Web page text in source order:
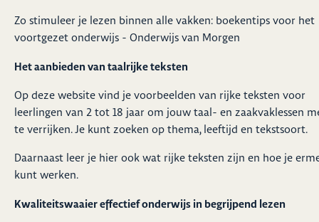
Zo stimuleer je lezen binnen alle vakken: boekentips voor het
voortgezet onderwijs - Onderwijs van Morgen
Het aanbieden van taalrijke teksten
Op deze website vind je voorbeelden van rijke teksten voor
leerlingen van 2 tot 18 jaar om jouw taal- en zaakvaklessen
te verrijken. Je kunt zoeken op thema, leeftijd en tekstsoort.
Daarnaast leer je hier ook wat rijke teksten zijn en hoe je
kunt werken.
Kwaliteitswaaier effectief onderwijs in begrijpend lezen